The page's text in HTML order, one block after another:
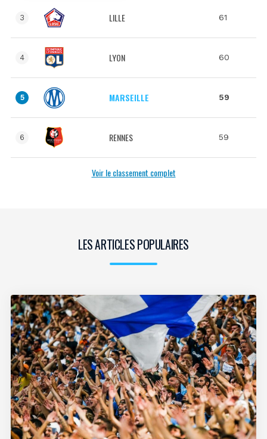
3 LILLE 61
4 LYON 60
5 MARSEILLE 59
6 RENNES 59
Voir le classement complet
LES ARTICLES POPULAIRES